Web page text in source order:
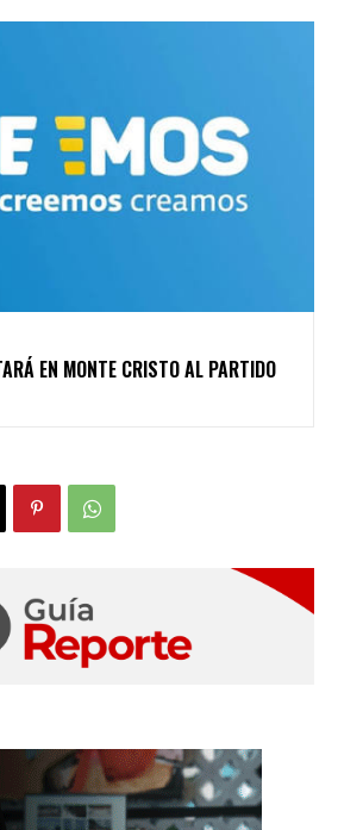
EN MONTE CRISTO AL PARTIDO